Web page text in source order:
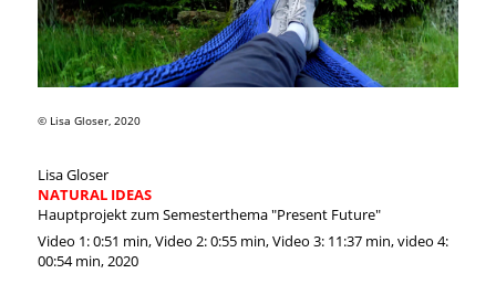
© Lisa Gloser, 2020
Lisa Gloser
NATURAL IDEAS
Hauptprojekt zum Semesterthema "Present Future"
Video 1: 0:51 min, Video 2: 0:55 min, Video 3: 11:37 min, video 4:
00:54 min, 2020